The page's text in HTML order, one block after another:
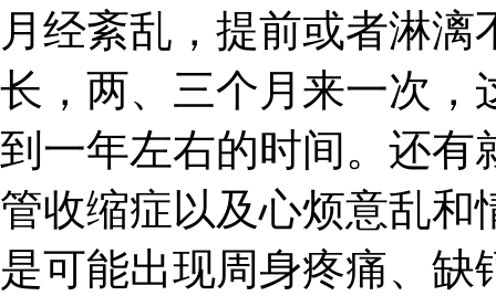
月经紊乱，提前或者淋
长，两、三个月来一次，
到一年左右的时间。还有
管收缩症以及心烦意乱和
是可能出现周身疼痛、